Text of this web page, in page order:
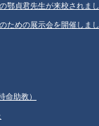
鄂貞君先生が来校されま
ための展示会を開催しま
助教）